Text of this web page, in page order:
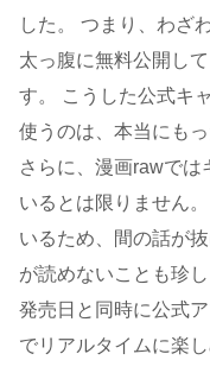
した。 つまり、わざ
太っ腹に無料公開し
す。 こうした公式キ
使うのは、本当にも
さらに、漫画rawでは
いるとは限りません
いるため、間の話が
が読めないことも珍
発売日と同時に公式
でリアルタイムに楽し